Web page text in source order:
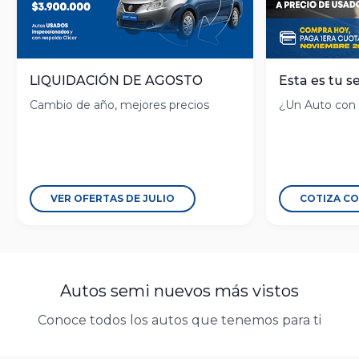
LIQUIDACIÓN DE AGOSTO
Cambio de año, mejores precios
VER OFERTAS DE JULIO
Esta es tu
¿Un Auto
COTIZA
Autos semi nuevos más vistos
Conoce todos los autos que tenemos para ti